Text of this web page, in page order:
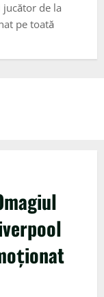
jucător de la
pe toată